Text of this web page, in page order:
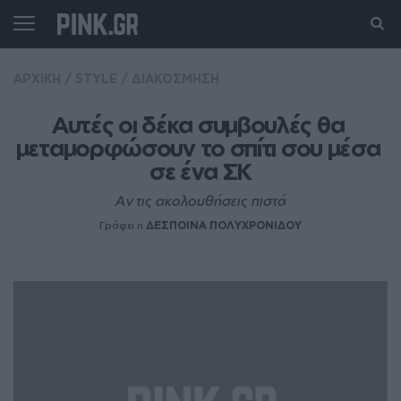
Aυτές οι δέκα συμβουλές θα
μεταμορφώσουν το σπίτι σου μέσα
σε ένα ΣΚ
Αν τις ακολουθήσεις πιστά
Γράφει η ΔΕΣΠΟΙΝΑ ΠΟΛΥΧΡΟΝΙΔΟΥ